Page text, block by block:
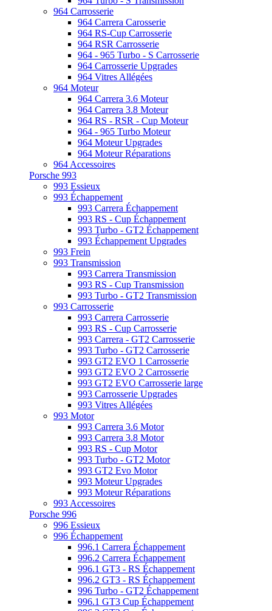
964 Carrosserie
964 Carrera Carosserie
964 RS-Cup Carrosserie
964 RSR Carrosserie
964 - 965 Turbo - S Carrosserie
964 Carrosserie Upgrades
964 Vitres Allégées
964 Moteur
964 Carrera 3.6 Moteur
964 Carrera 3.8 Moteur
964 RS - RSR - Cup Moteur
964 - 965 Turbo Moteur
964 Moteur Upgrades
964 Moteur Réparations
964 Accessoires
Porsche 993
993 Essieux
993 Échappement
993 Carrera Échappement
993 RS - Cup Échappement
993 Turbo - GT2 Échappement
993 Échappement Upgrades
993 Frein
993 Transmission
993 Carrera Transmission
993 RS - Cup Transmission
993 Turbo - GT2 Transmission
993 Carrosserie
993 Carrera Carrosserie
993 RS - Cup Carrosserie
993 Carrera - GT2 Carrosserie
993 Turbo - GT2 Carrosserie
993 GT2 EVO 1 Carrosserie
993 GT2 EVO 2 Carrosserie
993 GT2 EVO Carrosserie large
993 Carrosserie Upgrades
993 Vitres Allégées
993 Motor
993 Carrera 3.6 Motor
993 Carrera 3.8 Motor
993 RS - Cup Motor
993 Turbo - GT2 Motor
993 GT2 Evo Motor
993 Moteur Upgrades
993 Moteur Réparations
993 Accessoires
Porsche 996
996 Essieux
996 Échappement
996.1 Carrera Échappement
996.2 Carrera Échappement
996.1 GT3 - RS Échappement
996.2 GT3 - RS Échappement
996 Turbo - GT2 Échappement
996.1 GT3 Cup Échappement